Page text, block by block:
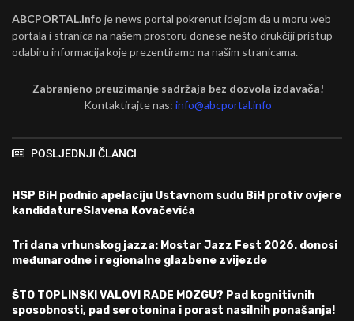
ABCPORTAL.info je news portal pokrenut idejom da u moru web
portala i stranica na našem prostoru donese nešto drukčiji pristup
odabiru informacija koje prezentiramo na našim stranicama.
Zabranjeno preuzimanje sadržaja bez dozvola izdavača!
Kontaktirajte nas:info@abcportal.info
POSLJEDNJI ČLANCI
HSP BiH podnio apelaciju Ustavnom sudu BiH protiv ovjere
kandidatureSlavena Kovačevića
Tri dana vrhunskog jazza: Mostar Jazz Fest 2026. donosi
međunarodne i regionalne glazbene zvijezde
ŠTO TOPLINSKI VALOVI RADE MOZGU? Pad kognitivnih
sposobnosti, pad serotonina i porast nasilnih ponašanja!